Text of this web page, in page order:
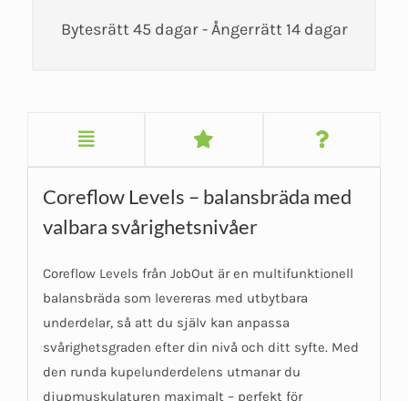
Bytesrätt 45 dagar - Ångerrätt 14 dagar
Coreflow Levels – balansbräda med
valbara svårighetsnivåer
Coreflow Levels från JobOut är en multifunktionell
balansbräda som levereras med utbytbara
underdelar, så att du själv kan anpassa
svårighetsgraden efter din nivå och ditt syfte. Med
den runda kupelunderdelens utmanar du
djupmuskulaturen maximalt – perfekt för